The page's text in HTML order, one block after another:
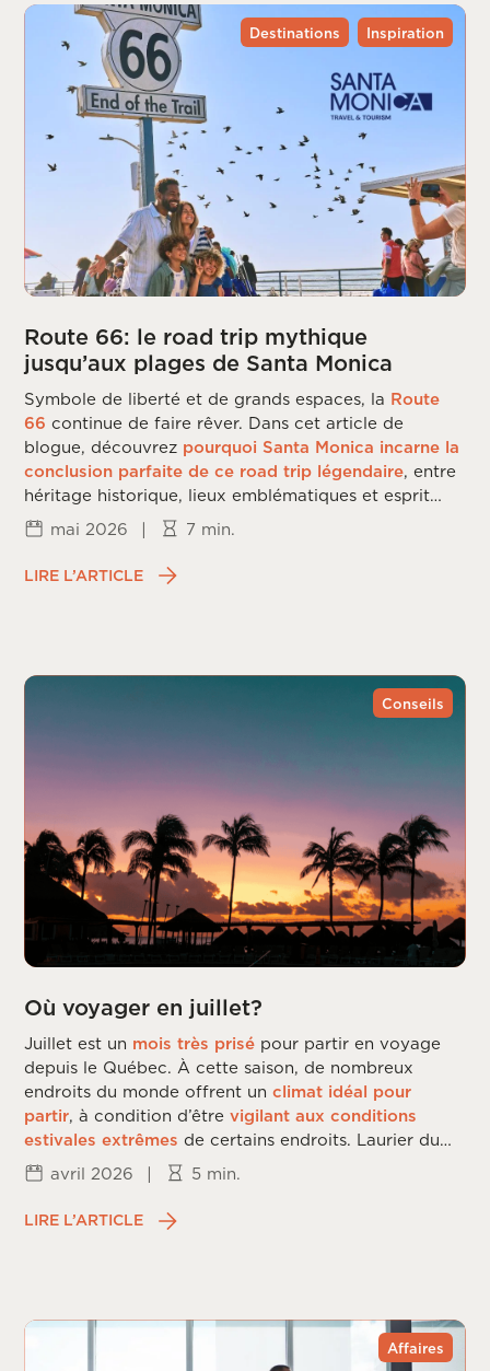
Destinations Inspiration
Route 66: le road trip mythique
jusqu’aux plages de Santa Monica
Symbole de liberté et de grands espaces, la Route
66 continue de faire rêver. Dans cet article de
blogue, découvrez pourquoi Santa Monica incarne la
conclusion parfaite de ce road trip légendaire, entre
héritage historique, lieux emblématiques et esprit
californien.
mai 2026 | 7 min.
LIRE L’ARTICLE
Conseils
Où voyager en juillet?
Juillet est un mois très prisé pour partir en voyage
depuis le Québec. À cette saison, de nombreux
endroits du monde offrent unclimat idéal pour
partir, à condition d’êtrevigilant aux conditions
estivales extrêmes de certains endroits. Laurier du
Vallon vous dévoile les
meilleures destinations
voyage en
juillet
avril 2026 | 5 min.
LIRE L’ARTICLE
Affaires